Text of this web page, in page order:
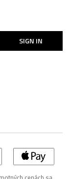
SIGN IN